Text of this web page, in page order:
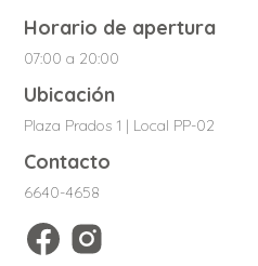
Horario de apertura
07:00 a 20:00
Ubicación
Plaza Prados 1 | Local PP-02
Contacto
6640-4658